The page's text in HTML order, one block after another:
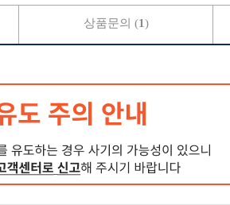
상품문의 (1)